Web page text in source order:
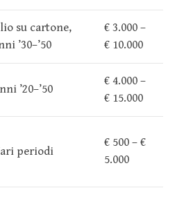
su cartone,
’30–’50
€ 3.000 –
€ 10.000
’20–’50
€ 4.000 –
€ 15.000
periodi
€ 500 – €
5.000